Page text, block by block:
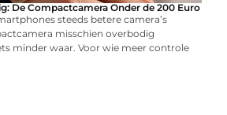
De Compactcamera Onder de 200 Euro
steeds betere camera’s
misschien overbodig
minder waar. Voor wie meer controle